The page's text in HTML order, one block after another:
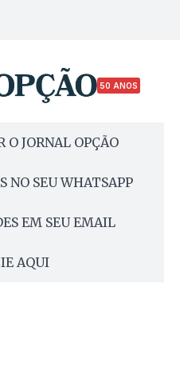
50 ANOS
O JORNAL OPÇÃO
NO SEU WHATSAPP
EM SEU EMAIL
AQUI